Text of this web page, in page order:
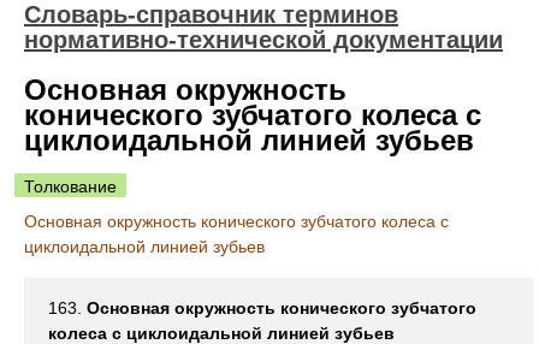
Словарь-справочник терминов
нормативно-технической документации
Основная окружность
конического зубчатого колеса с
циклоидальной линией зубьев
Толкование
Основная окружность конического зубчатого колеса с
циклоидальной линией зубьев
163. Основная окружность конического зубчатого
колеса с циклоидальной линией зубьев